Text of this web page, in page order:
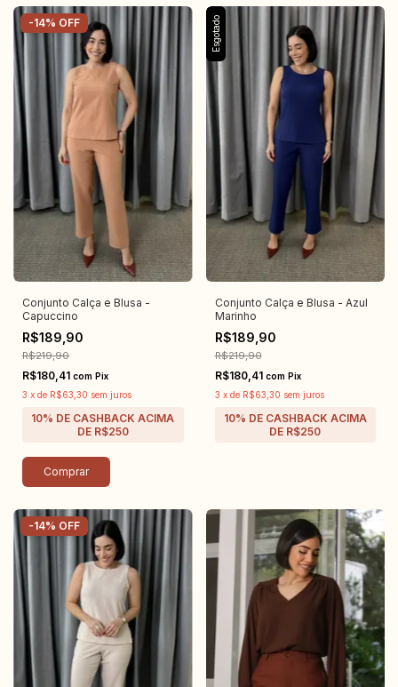
Conjunto Calça e Blusa -
Capuccino
R$189,90
-14% OFF
R$219,90
R$180,41 com Pix
3 x de R$63,30 sem juros
Comprar
Esgotado
Conjunto Calça e Blusa - Azul
Marinho
R$189,90
R$219,90
R$180,41 com Pix
3 x de R$63,30 sem juros
-14% OFF